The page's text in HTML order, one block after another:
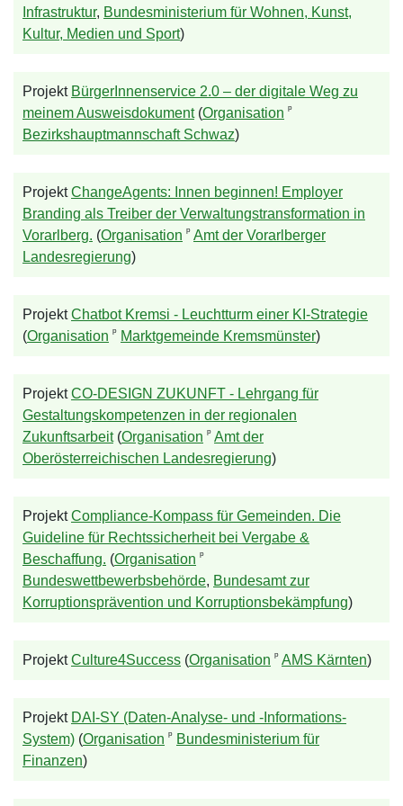
Infrastruktur, Bundesministerium für Wohnen, Kunst,
Kultur, Medien und Sport)
Projekt BürgerInnenservice 2.0 – der digitale Weg zu
meinem Ausweisdokument(Organisation ᵖ
Bezirkshauptmannschaft Schwaz)
ProjektChangeAgents: Innen beginnen! Employer
Branding als Treiber der Verwaltungstransformation in
Vorarlberg. (Organisation ᵖ Amt der Vorarlberger
Landesregierung)
ProjektChatbot Kremsi - Leuchtturm einer KI-Strategie
(Organisation ᵖ Marktgemeinde Kremsmünster)
ProjektCO-DESIGN ZUKUNFT - Lehrgang für
Gestaltungskompetenzen in der regionalen
Zukunftsarbeit(Organisation ᵖ Amt der
Oberösterreichischen Landesregierung)
ProjektCompliance-Kompass für Gemeinden. Die
Guideline für Rechtssicherheit bei Vergabe &
Beschaffung. (Organisation ᵖ
Bundeswettbewerbsbehörde, Bundesamt zur
Korruptionsprävention und Korruptionsbekämpfung)
ProjektCulture4Success (Organisation ᵖ AMS Kärnten)
Projekt DAI-SY (Daten-Analyse- und -Informations-
System) (Organisation ᵖ Bundesministerium für
Finanzen)